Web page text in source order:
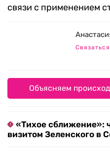
связи с применением
Объясняем
«Тихое сближение»:
визитом Зеленского в